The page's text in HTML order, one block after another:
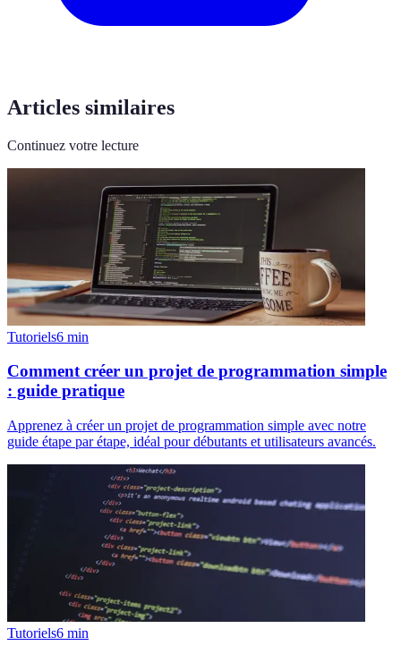
Articles similaires
Continuez votre lecture
Tutoriels6 min
Comment créer un projet de programmation simple
: guide pratique
Apprenez à créer un projet de programmation simple avec notre
guide étape par étape, idéal pour débutants et utilisateurs avancés.
Tutoriels6 min